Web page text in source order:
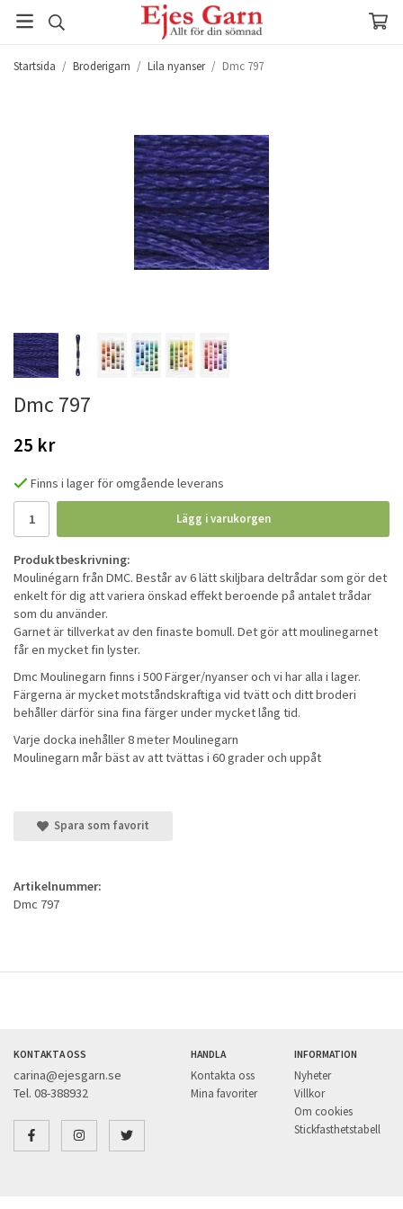
Startsida / Broderigarn / Lila nyanser / Dmc 797
Dmc 797
25 kr
Finns i lager för omgående leverans
Lägg i varukorgen
Produktbeskrivning:
Moulinégarn från DMC. Består av 6 lätt skiljbara deltrådar som gör det
enkelt för dig att variera önskad effekt beroende på antalet trådar
som du använder.
Garnet är tillverkat av den finaste bomull. Det gör att moulinegarnet
får en mycket fin lyster.
Dmc Moulinegarn finns i 500 Färger/nyanser och vi har alla i lager.
Färgerna är mycket motståndskraftiga vid tvätt och ditt broderi
behåller därför sina fina färger under mycket lång tid.
Varje docka inehåller 8 meter Moulinegarn
Moulinegarn mår bäst av att tvättas i 60 grader och uppåt
Spara som favorit
Artikelnummer:
Dmc 797
KONTAKTA OSS
carina@ejesgarn.se
Tel. 08-388932
HANDLA
Kontakta oss
Mina favoriter
INFORMATION
Nyheter
Villkor
Om cookies
Stickfasthetstabell